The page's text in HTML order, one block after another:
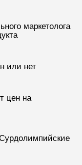
маркетолога
или нет
цен на